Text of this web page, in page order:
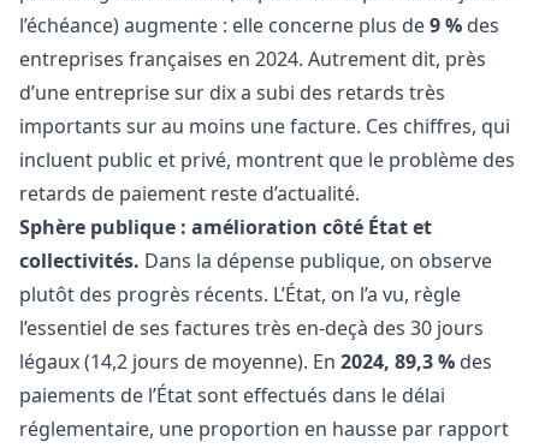
l’échéance) augmente : elle concerne plus de9 % des
entreprises françaises en 2024. Autrement dit, près
d’une entreprise sur dix a subi des retards très
importants sur au moins une facture. Ces chiffres, qui
incluent public et privé, montrent que le problème des
retards de paiement reste d’actualité.
Sphère publique : amélioration côté État et
collectivités. Dans la dépense publique, on observe
plutôt des progrès récents. L’État, on l’a vu, règle
l’essentiel de ses factures très en-deçà des 30 jours
légaux (14,2 jours de moyenne). En 2024, 89,3 % des
paiements de l’État sont effectués dans le délai
réglementaire, une proportion en hausse par rapport